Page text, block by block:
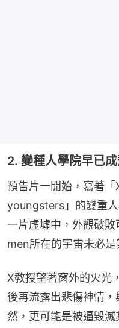
2. 變種人學院早已
預告片一開始，寫著
youngsters」的變重
一片虛墟中，外觀破
men所在的宇宙未必是
X教授望著窗外的火光
後再流露出悲傷神情
然，更可能是被逼毀